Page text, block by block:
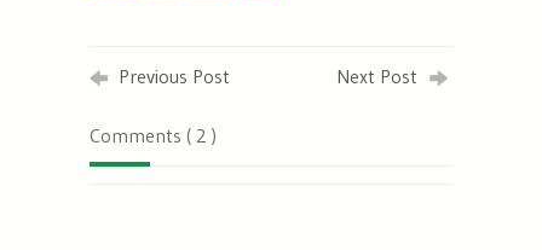
Previous Post Next Post
Comments ( 2 )